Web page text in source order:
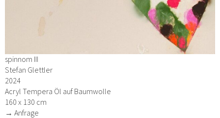
spinnom III
Stefan Glettler
2024
Acryl Tempera Öl auf Baumwolle
160 x 130 cm
→ Anfrage